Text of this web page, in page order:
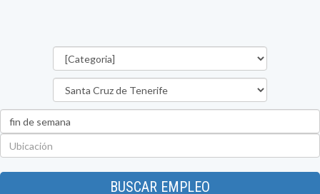
BUSCAR EMPLEO